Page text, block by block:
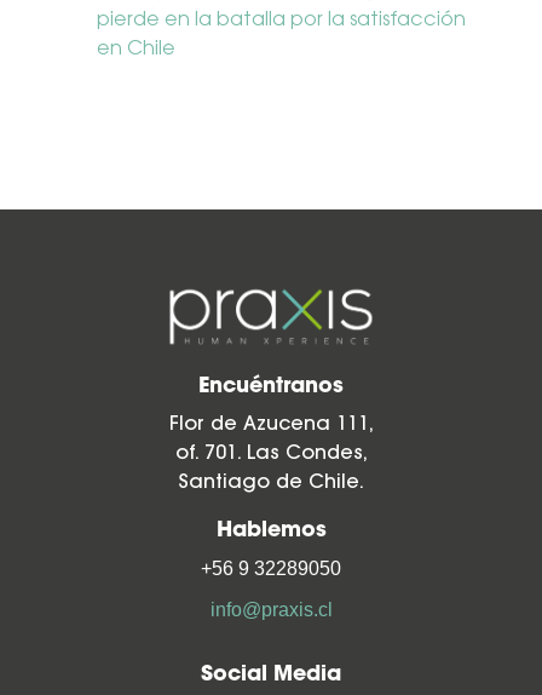
pierde en la batalla por la satisfacción
en Chile
Encuéntranos
Flor de Azucena 111,
of. 701. Las Condes,
Santiago de Chile.
Hablemos
+56 9 32289050
info@praxis.cl
Social Media